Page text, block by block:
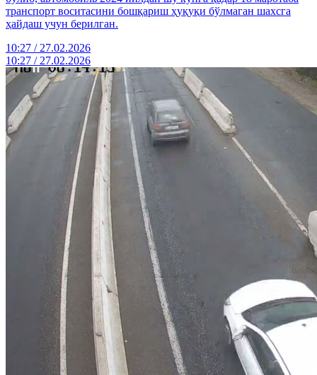
транспорт воситасини бошқариш ҳуқуқи бўлмаган шахсга
ҳайдаш учун берилган.
10:27 / 27.02.2026
10:27 / 27.02.2026